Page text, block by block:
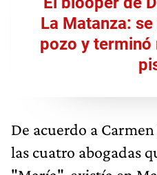
La Matanza:
pozo y terminó
De acuerdo a
las cuatro abogadas